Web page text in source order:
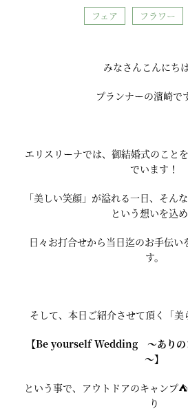
フェア
フラワー
みなさんこんにち
プランナーの濱崎で
エリスリーナでは、御結婚式のこと
でいます！
「美しい笑顔」が溢れる一日、そん
という想いを込
日々お打合せから当日迄のお手伝い
す。
そして、本日ご紹介させて頂く「
【Be yourself Wedding ～ありの
～】
という事で、アウトドアのキャンプ
り